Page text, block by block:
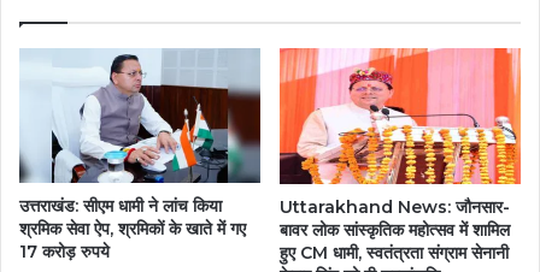
उत्तराखंड: सीएम धामी ने लांच किया
श्रमिक सेवा ऐप, श्रमिकों के खाते में गए
17 करोड़ रुपये
Uttarakhand News: जौनसार-
बावर लोक सांस्कृतिक महोत्सव में शामिल
हुए CM धामी, स्वतंत्रता संग्राम सेनानी